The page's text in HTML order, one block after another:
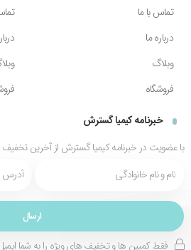
تماس با ما
درباره ما
وبلاگ
فروشگاه
خبرنامه کیمیا گسترش
با عضویت در خبرنامه کیمیا گسترش از آخرین
فقط کمپین ها و تخفیف های ویژه را به شما